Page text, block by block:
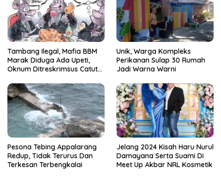
Tambang Ilegal, Mafia BBM
Marak Diduga Ada Upeti,
Oknum Ditreskrimsus Catut
Unik, Warga Kompleks
Perikanan Sulap 30 Rumah
Jadi Warna Warni
Pesona Tebing Appalarang
Redup, Tidak Terurus Dan
Terkesan Terbengkalai
Jelang 2024 Kisah Haru Nurul
Damayana Serta Suami Di
Meet Up Akbar NRL Kosmetik